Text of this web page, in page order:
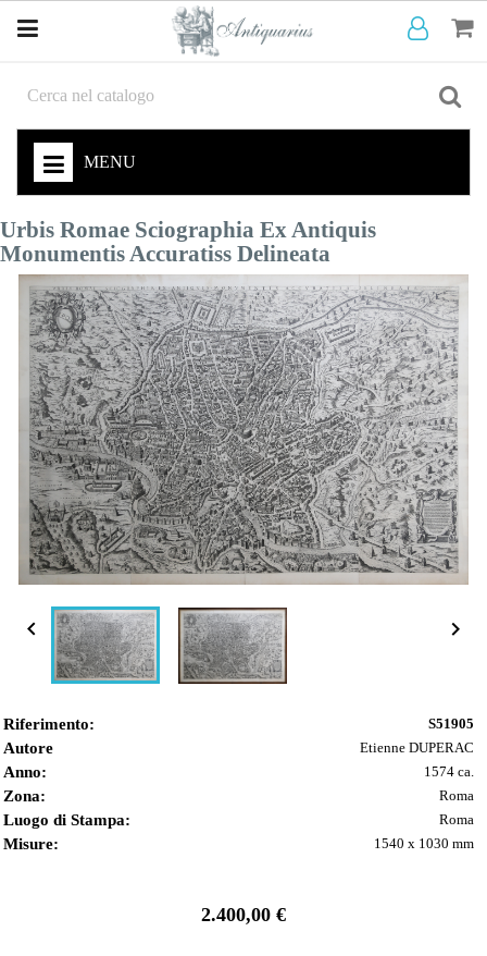
MENU
Urbis Romae Sciographia Ex Antiquis
Monumentis Accuratiss Delineata
 
Riferimento: S51905
Autore Etienne DUPERAC
Anno: 1574 ca.
Zona: Roma
Luogo di Stampa: Roma
Misure: 1540 x 1030 mm
2.400,00 €